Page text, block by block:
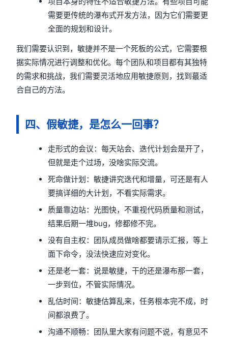
需要更传统的瀑布式开发方法，因为它们需要更
全面的规划和设计。
我们需要认识到，敏捷并不是一个死板的公式，它需要根
据实际情况进行调整和优化。每个团队和项目都有其独特
的需求和挑战，我们需要灵活地应用敏捷原则，找到蕞适
合自己的方法。
四、假敏捷，是怎么一回事？
走形式的会议：每天站会、迭代计划会是开了，
但就是走个过场，没啥实际交流。
死命做计划：敏捷讲究迭代和增量，可还是有人
要搞详细的大计划，不看实际需求。
质量靠边站：光图快，不重视代码质量和测试，
结果后期一堆bug，修都修不完。
没有自主权：团队成员做啥都要请示汇报，等上
面下命令，没法快速应对变化。
还是老一套：说是敏捷，干的还是瀑布那一套，
一步到位，不管实际情况。
乱估时间：敏捷估算乱来，任务根本完不成，时
间都浪费了。
沟通不顺畅：团队里大家有问题不说，有意见不